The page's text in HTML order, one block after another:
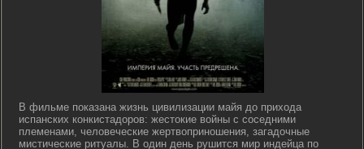
В фильме показана жизнь цивилизации майя до прихода
испанских конкистадоров: жестокие войны с соседними
племенами, человеческие жертвоприношения, загадочные
мистические ритуалы. В один день рушится мир индейца по